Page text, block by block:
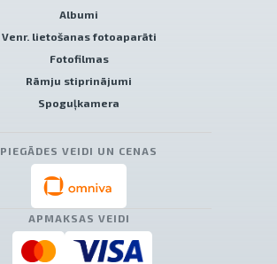
Albumi
Venr. lietošanas fotoaparāti
Fotofilmas
Rāmju stiprinājumi
Spoguļkamera
PIEGĀDES VEIDI UN CENAS
APMAKSAS VEIDI